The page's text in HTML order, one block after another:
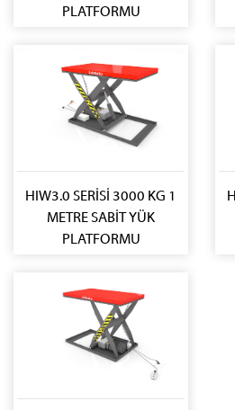
PLATFORMU
HIW3.0 SERİSİ 3000 KG 1
METRE SABİT YÜK
PLATFORMU